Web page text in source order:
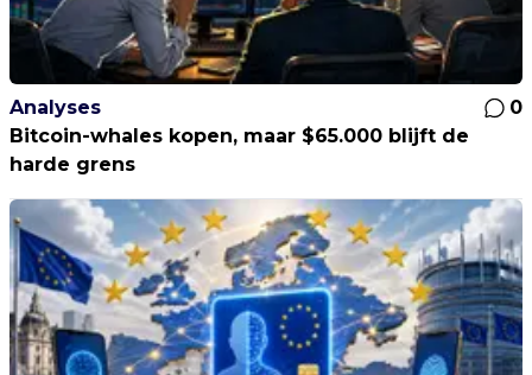
Analyses
0
Bitcoin-whales kopen, maar $65.000 blijft de
harde grens